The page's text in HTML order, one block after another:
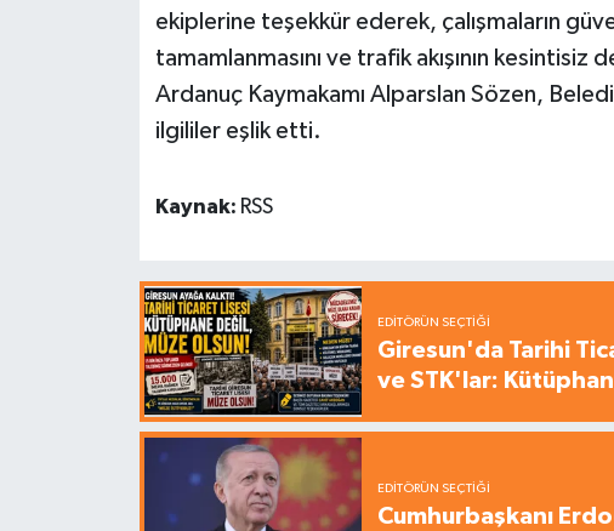
ekiplerine teşekkür ederek, çalışmaların
tamamlanmasını ve trafik akışının
Ardanuç Kaymakamı Alparslan Sözen,
ilgililer eşlik etti.
Kaynak: RSS
EDITÖRÜN SEÇTIĞI
Giresun'da Tarihi
ve STK'lar:
EDITÖRÜN SEÇTIĞI
Cumhurbaşkanı